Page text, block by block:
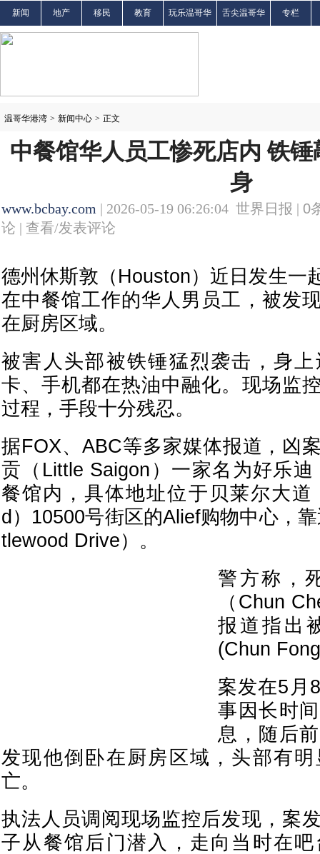
新闻 地产 移民 教育 玩乐温哥华 舌尖温哥华 专栏
温哥华港湾 > 新闻中心 > 正文
中餐馆华人员工惨死店内 铁
身
www.bcbay.com | 2026-05-19 06:26:04 世界日报 | 0
论 | 查看/发表评论
德州休斯敦（Houston）近日发生一
在中餐馆工作的华人男员工，被发
在厨房区域。
被害人头部被铁锤猛烈袭击，身
卡、手机都在热油中融化。现场监
过程，手段十分残忍。
据FOX、ABC等多家媒体报道，凶
贡（Little Saigon）一家名为好乐迪
餐馆内，具体地址位于贝莱尔大道
d）10500号街区的Alief购物中心，
tlewood Drive）。
警方称，
（Chun
报道指出
(Chun
案发在5月
事因长时
息，随后
发现他倒卧在厨房区域，头部有
亡。
执法人员调阅现场监控后发现，案
子从餐馆后门潜入，走向当时在